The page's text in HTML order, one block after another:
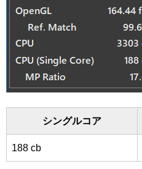
シングルコア
188 cb